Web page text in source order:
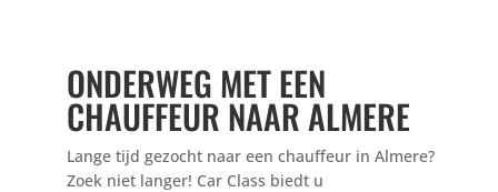
ONDERWEG MET EEN
CHAUFFEUR NAAR ALMERE
Lange tijd gezocht naar een chauffeur in Almere?
Zoek niet langer! Car Class biedt u